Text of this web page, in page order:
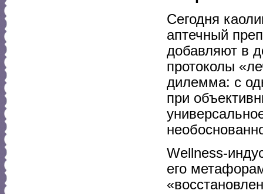
Сегодня
аптечный
добавляют в
протоколы
дилемма: с
при
Wellness-
его